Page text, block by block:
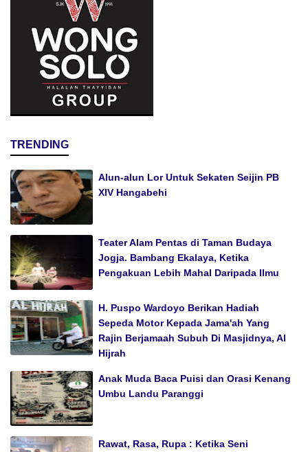
TRENDING
Alun-alun Lor Untuk Sekaten Seijin PB
XIV Hangabehi
Teater Alam Pentas di Taman Budaya
Jogja. Bambang Ekalaya, Ketika
Pengakuan Lebih Mahal Daripada Ilmu
H. Puspo Wardoyo Berikan Hadiah
Sepeda Motor Kepada Jama'ah Yang
Rajin Berjamaah Subuh Di Masjidnya, Al
Hijrah
Anak Muda Baca Puisi dan Orasi Kenang
Umbu Landu Paranggi
Rawat, Rasa, Rupa : Ketika Seni